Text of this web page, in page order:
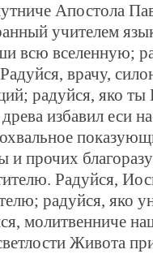
Апостола
учителем
всю вселенную;
врачу,
радуйся, яко ты
избавил еси
прочих
Радуйся,
радуйся, яко
молитвенниче
Живота